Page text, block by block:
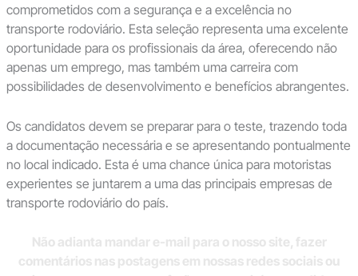
comprometidos com a segurança e a excelência no
transporte rodoviário. Esta seleção representa uma excelente
oportunidade para os profissionais da área, oferecendo não
apenas um emprego, mas também uma carreira com
possibilidades de desenvolvimento e benefícios abrangentes.
Os candidatos devem se preparar para o teste, trazendo toda
a documentação necessária e se apresentando pontualmente
no local indicado. Esta é uma chance única para motoristas
experientes se juntarem a uma das principais empresas de
transporte rodoviário do país.
Não adianta mandar e-mail para o nosso site, fazer
comentários nas postagens em nossas redes sociais ou